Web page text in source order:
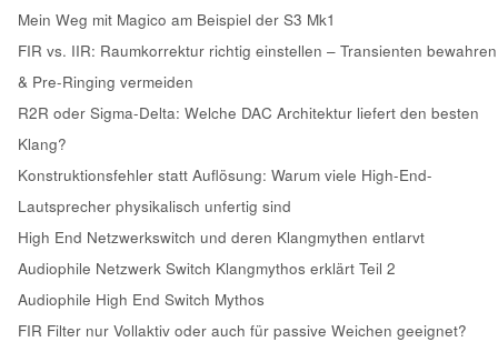
Mein Weg mit Magico am Beispiel der S3 Mk1
FIR vs. IIR: Raumkorrektur richtig einstellen – Transienten bewahren
& Pre-Ringing vermeiden
R2R oder Sigma-Delta: Welche DAC Architektur liefert den besten
Klang?
Konstruktionsfehler statt Auflösung: Warum viele High-End-
Lautsprecher physikalisch unfertig sind
High End Netzwerkswitch und deren Klangmythen entlarvt
Audiophile Netzwerk Switch Klangmythos erklärt Teil 2
Audiophile High End Switch Mythos
FIR Filter nur Vollaktiv oder auch für passive Weichen geeignet?